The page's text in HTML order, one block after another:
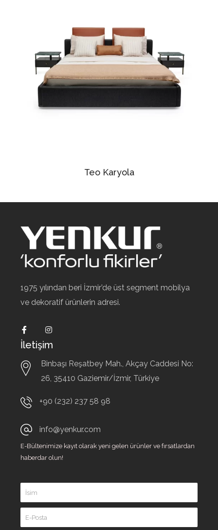
Teo Karyola
1975 yılından beri İzmir’de üst segment mobilya
ve dekoratif ürünlerin adresi.
İletişim
Binbaşı Reşatbey Mah., Akçay Caddesi No:
26, 35410 Gaziemir/İzmir, Türkiye
+90 (232) 237 58 98
info@yenkur.com
E-Bültenimize kayıt olarak yeni gelen ürünler ve fırsatlardan
haberdar olun!